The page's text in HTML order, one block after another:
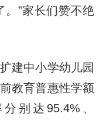
。”家长们赞不绝
建中小学幼儿园
教育普惠性学额
别达95.4%、